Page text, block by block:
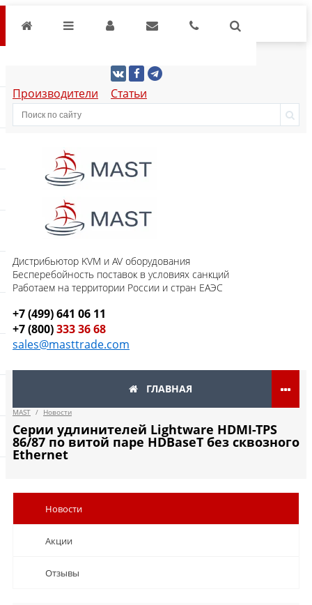
Производители Статьи
Дистрибьютор KVM и AV оборудования
Бесперебойность поставок в условиях санкций
Работаем на территории России и стран ЕАЭС
+7 (499) 641 06 11
+7 (800)333 36 68
sales@masttrade.com
ГЛАВНАЯ
MAST / Новости
Серии удлинителей Lightware HDMI-TPS
86/87 по витой паре HDBaseT без сквозного
Ethernet
Новости
Акции
Отзывы